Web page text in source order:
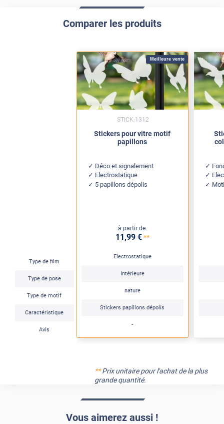
Comparer les produits
Type de film
Type de pose
Type de motif
Caractéristique
Avis
Meilleure vente
Stickers pour vitre motif
papillons
Déco et signalement
Electrostatique
5 papillons dépolis
à partir de
11,99 €**
Electrostatique
Intérieure
nature
Stickers papillons dépolis
-
STICK-1312
**Prix unitaire pour l'achat de la plus
grande quantité.
Vous aimerez aussi !